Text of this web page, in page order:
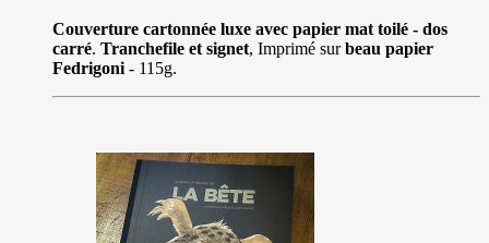
Couverture cartonnée luxe avec papier mat toilé - dos
carré. Tranchefile et signet, Imprimé surbeau papier
Fedrigoni - 115g.